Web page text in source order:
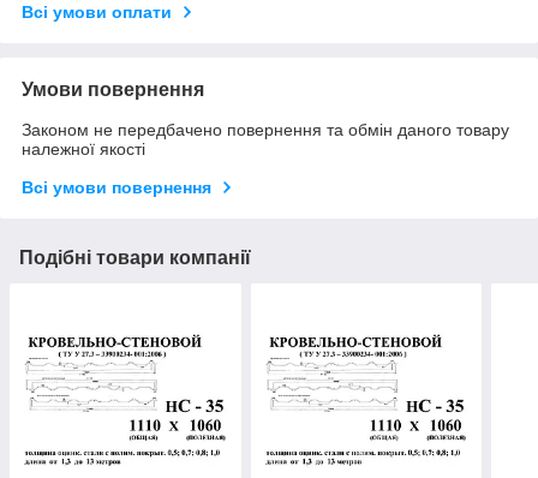
Всі умови оплати
Умови повернення
Законом не передбачено повернення та обмін даного товару
належної якості
Всі умови повернення
Подібні товари компанії